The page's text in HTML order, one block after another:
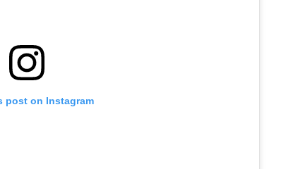
post on Instagram